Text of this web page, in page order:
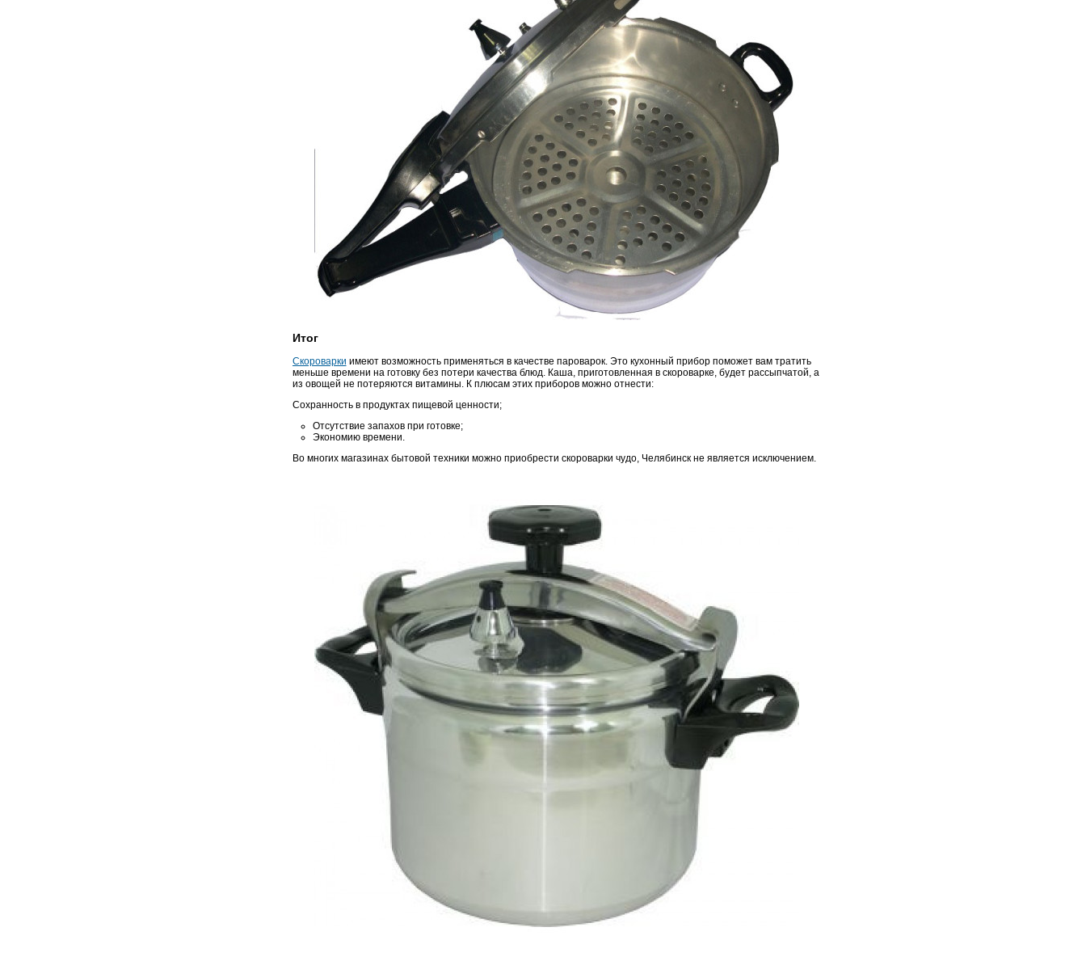
Итог
Скороварки имеют возможность применяться в качестве пароварок. Это кухонный прибор поможет вам тратить
меньше времени на готовку без потери качества блюд. Каша, приготовленная в скороварке, будет рассыпчатой, а
из овощей не потеряются витамины. К плюсам этих приборов можно отнести:
Сохранность в продуктах пищевой ценности;
Отсутствие запахов при готовке;
Экономию времени.
Во многих магазинах бытовой техники можно приобрести скороварки чудо, Челябинск не является исключением.